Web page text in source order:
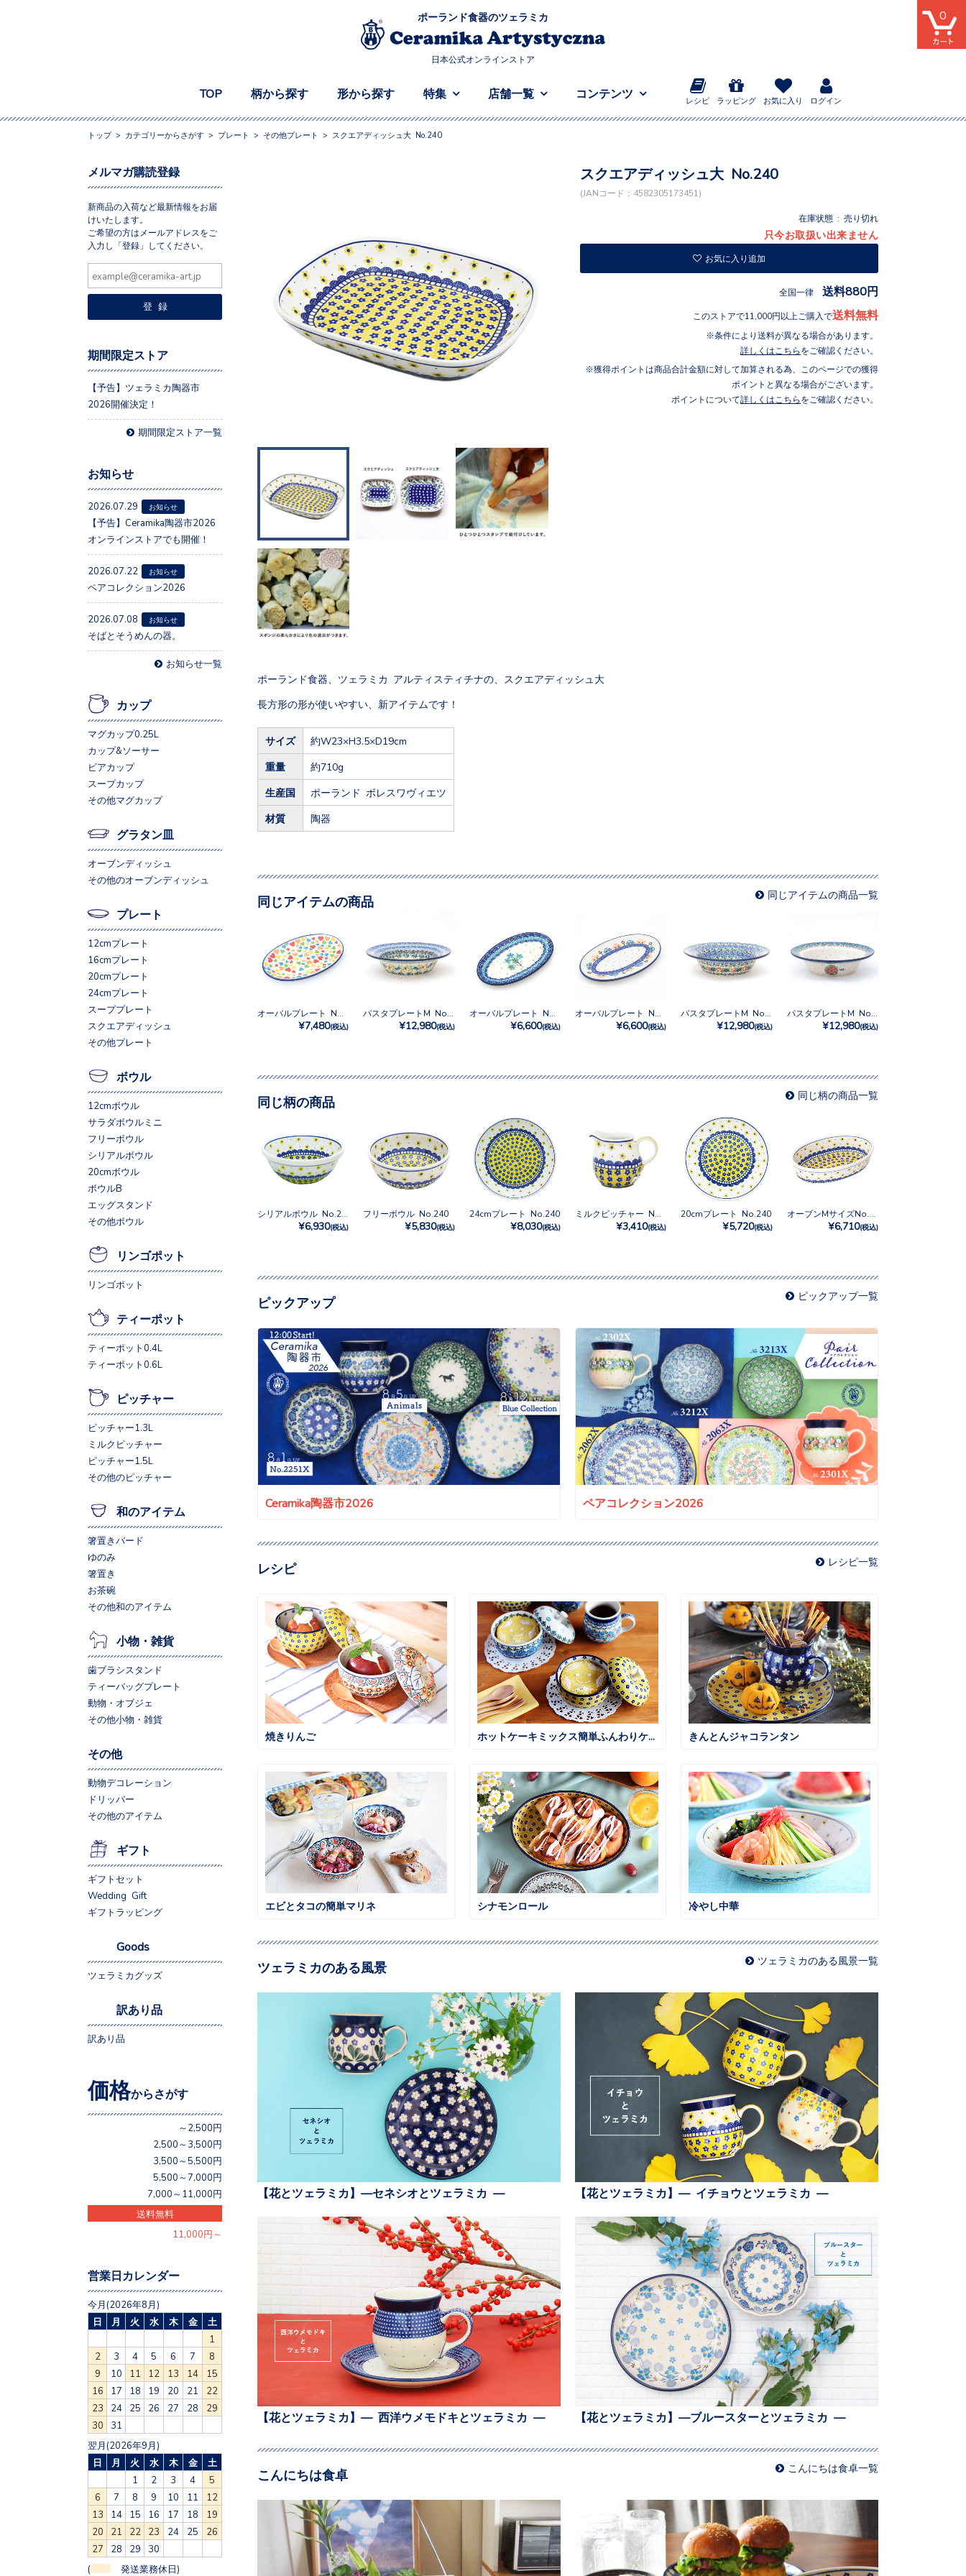
ポーランド食器のツェラミカ
日本公式オンラインストア
TOP 柄から探す 形から探す 特集 店舗一覧 コンテンツ
レシピ ラッピング お気に入り ログイン
0
トップ> カテゴリーからさがす > プレート > その他プレート > スクエアディッシュ大 No.240
スクエアディッシュ大 No.240
(JANコード：4582305173451)
在庫状態 : 売り切れ
只今お取扱い出来ません
お気に入り追加
全国一律 送料880円
このストアで11,000円以上ご購入で送料無料
条件により送料が異なる場合があります。
詳しくはこちら をご確認ください。
獲得ポイントは商品合計金額に対して加算される為、このページでの獲得
ポイントと異なる場合がございます。
ポイントについて詳しくはこちら をご確認ください。
ポーランド食器、ツェラミカ アルティスティチナの、スクエアディッシュ大
長方形の形が使いやすい、新アイテムです！
サイズ 約W23×H3.5×D19cm
重量 約710g
生産国 ポーランド ボレスワヴィエツ
材質 陶器
同じアイテムの商品 同じアイテムの商品一覧
¥7,480(税込) ¥12,980(税込) ¥6,600(税込) ¥6,600(税込) ¥12,980(税込) ¥12,980(税込)
同じ柄の商品 同じ柄の商品一覧
¥6,930(税込)
フリーボウル No.240
¥5,830(税込)
24cmプレート No.240
¥8,030(税込) ¥3,410(税込)
20cmプレート No.240
¥5,720(税込) ¥6,710(税込)
ピックアップ ピックアップ一覧
Ceramika陶器市2026 ペアコレクション2026
レシピ レシピ一覧
焼きりんご ホットケーキミックス簡単ふんわりケーキ きんとんジャコランタン
エビとタコの簡単マリネ シナモンロール 冷やし中華
ツェラミカのある風景 ツェラミカのある風景一覧
【花とツェラミカ】—セネシオとツェラミカ — 【花とツェラミカ】— イチョウとツェラミカ —
【花とツェラミカ】— 西洋ウメモドキとツェラミカ — 【花とツェラミカ】—ブルースターとツェラミカ —
こんにちは食卓 こんにちは食卓一覧
メルマガ購読登録
新商品の入荷など最新情報をお届
けいたします。
ご希望の方はメールアドレスをご
入力し「登録」してください。
期間限定ストア
【予告】ツェラミカ陶器市
2026開催決定！
期間限定ストア一覧
お知らせ
2026.07.29 お知らせ
【予告】Ceramika陶器市2026
オンラインストアでも開催！
2026.07.22 お知らせ
ペアコレクション2026
2026.07.08 お知らせ
そばとそうめんの器。
お知らせ一覧
カップ
マグカップ0.25L
カップ&ソーサー
ビアカップ
スープカップ
その他マグカップ
グラタン皿
オーブンディッシュ
その他のオーブンディッシュ
プレート
12cmプレート
16cmプレート
20cmプレート
24cmプレート
スーププレート
スクエアディッシュ
その他プレート
ボウル
12cmボウル
サラダボウルミニ
フリーボウル
シリアルボウル
20cmボウル
ボウルB
エッグスタンド
その他ボウル
リンゴポット
リンゴポット
ティーポット
ティーポット0.4L
ティーポット0.6L
ピッチャー
ピッチャー1.3L
ミルクピッチャー
ピッチャー1.5L
その他のピッチャー
和のアイテム
箸置きバード
ゆのみ
箸置き
お茶碗
その他和のアイテム
小物・雑貨
歯ブラシスタンド
ティーバッグプレート
動物・オブジェ
その他小物・雑貨
その他
動物デコレーション
ドリッパー
その他のアイテム
ギフト
ギフトセット
Wedding Gift
ギフトラッピング
Goods
ツェラミカグッズ
訳あり品
訳あり品
価格からさがす
～2,500円
2,500～3,500円
3,500～5,500円
5,500～7,000円
7,000～11,000円
送料無料
11,000円～
営業日カレンダー
今月(2026年8月)
日
月 火 水 木 金
土
1
2
3 4 5 6 7
8
9
10 11 12 13 14
15
16
17 18 19 20 21
22
23
24 25 26 27 28
29
30
31
翌月(2026年9月)
日
月 火 水 木 金
土
1
2 3 4
5
6
7 8 9 10 11
12
13
14 15 16 17 18
19
20
21 22 23 24 25
26
27
28 29 30
( 発送業務休日)